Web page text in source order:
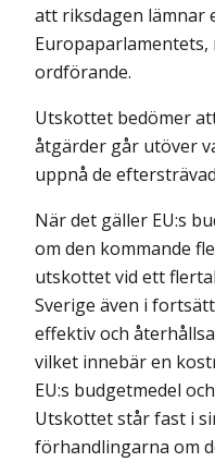
att riksdagen lämnar
Europaparlamentets,
ordförande.
Utskottet bedömer
åtgärder går utöver
uppnå de
När det gäller EU:s
om den kommande
utskottet vid ett
Sverige även i
effektiv och
vilket innebär en
EU:s budgetmedel
Utskottet står fast i
förhandlingarna om